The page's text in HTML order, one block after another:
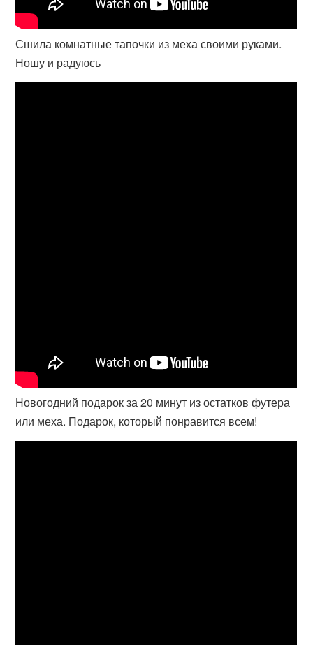
Сшила комнатные тапочки из меха своими руками.
Ношу и радуюсь
Новогодний подарок за 20 минут из остатков футера
или меха. Подарок, который понравится всем!